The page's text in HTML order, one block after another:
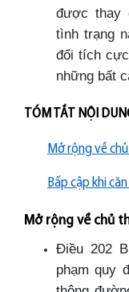
được thay
tình trạng
đổi tích
những bất
TÓM TẮT NỘI
Mở rộng về
Bấp cập khi
Mở rộng về chủ
Điều 202
phạm quy